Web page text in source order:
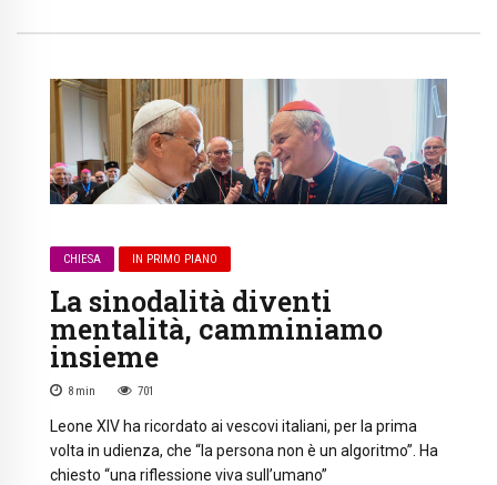
CHIESA IN PRIMO PIANO
La sinodalità diventi
mentalità, camminiamo
insieme
8 min 701
Leone XIV ha ricordato ai vescovi italiani, per la prima
volta in udienza, che “la persona non è un algoritmo”. Ha
chiesto “una riflessione viva sull’umano”